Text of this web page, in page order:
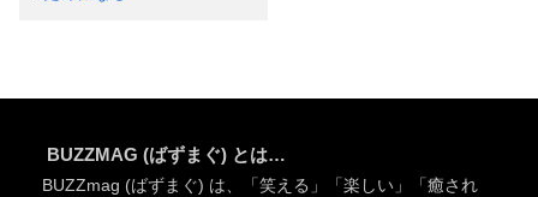
BUZZMAG (ばずまぐ) とは…
BUZZmag (ばずまぐ) は、「笑える」「楽しい」「癒され